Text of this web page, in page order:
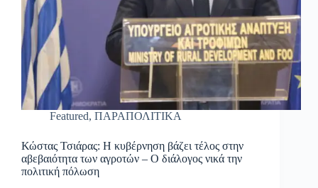
Featured, ΠΑΡΑΠΟΛΙΤΙΚΑ
Κώστας Τσιάρας: Η κυβέρνηση βάζει τέλος στην
αβεβαιότητα των αγροτών – Ο διάλογος νικά την
πολιτική πόλωση